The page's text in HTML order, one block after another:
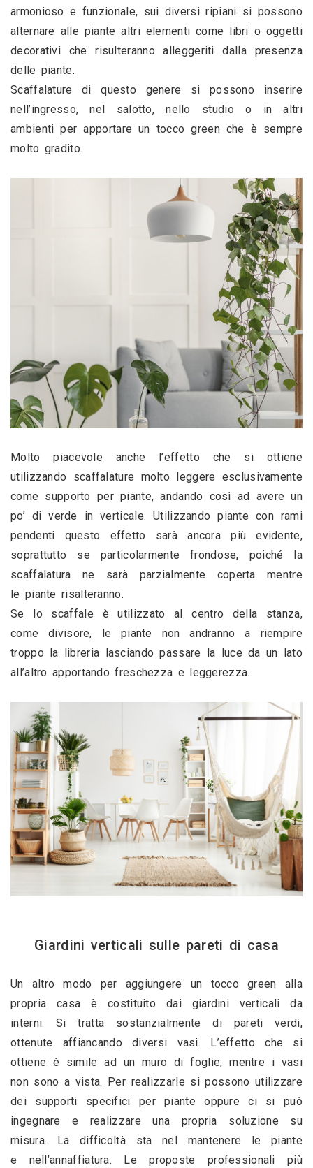
armonioso e funzionale, sui diversi ripiani si possono
alternare alle piante altri elementi come libri o oggetti
decorativi che risulteranno alleggeriti dalla presenza
delle piante.
Scaffalature di questo genere si possono inserire
nell’ingresso, nel salotto, nello studio o in altri
ambienti per apportare un tocco green che è sempre
molto gradito.
Molto piacevole anche l’effetto che si ottiene
utilizzando scaffalature molto leggere esclusivamente
come supporto per piante, andando così ad avere un
po’ di verde in verticale. Utilizzando piante con rami
pendenti questo effetto sarà ancora più evidente,
soprattutto se particolarmente frondose, poiché la
scaffalatura ne sarà parzialmente coperta mentre
le piante risalteranno.
Se lo scaffale è utilizzato al centro della stanza,
come divisore, le piante non andranno a riempire
troppo la libreria lasciando passare la luce da un lato
all’altro apportando freschezza e leggerezza.
Giardini verticali sulle pareti di casa
Un altro modo per aggiungere un tocco green alla
propria casa è costituito dai giardini verticali da
interni. Si tratta sostanzialmente di pareti verdi,
ottenute affiancando diversi vasi. L’effetto che si
ottiene è simile ad un muro di foglie, mentre i vasi
non sono a vista. Per realizzarle si possono utilizzare
dei supporti specifici per piante oppure ci si può
ingegnare e realizzare una propria soluzione su
misura. La difficoltà sta nel mantenere le piante
e nell’annaffiatura. Le proposte professionali più